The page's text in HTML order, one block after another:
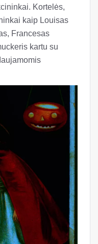
Kortelės,
kaip Louisas
Francesas
kartu su